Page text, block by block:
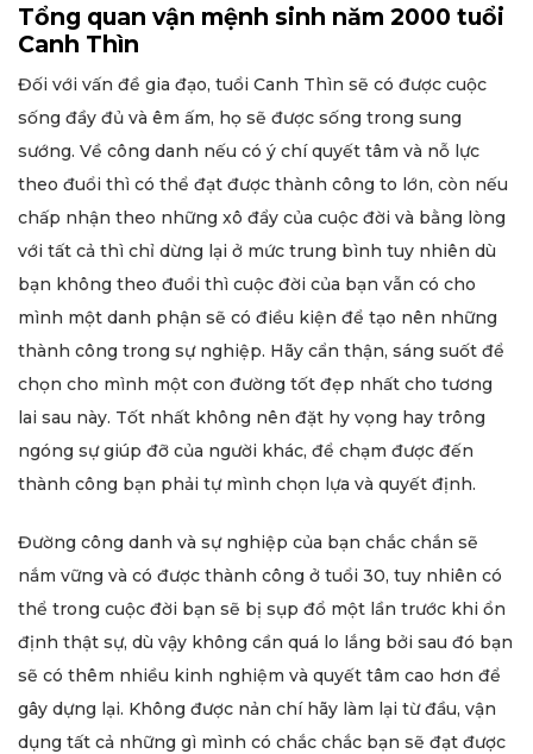
Tổng quan vận mệnh sinh năm 2000 tuổi
Canh Thìn
Đối với vấn đề gia đạo, tuổi Canh Thìn sẽ có được cuộc
sống đầy đủ và êm ấm, họ sẽ được sống trong sung
sướng. Về công danh nếu có ý chí quyết tâm và nỗ lực
theo đuổi thì có thể đạt được thành công to lớn, còn nếu
chấp nhận theo những xô đẩy của cuộc đời và bằng lòng
với tất cả thì chỉ dừng lại ở mức trung bình tuy nhiên dù
bạn không theo đuổi thì cuộc đời của bạn vẫn có cho
mình một danh phận sẽ có điều kiện để tạo nên những
thành công trong sự nghiệp. Hãy cẩn thận, sáng suốt để
chọn cho mình một con đường tốt đẹp nhất cho tương
lai sau này. Tốt nhất không nên đặt hy vọng hay trông
ngóng sự giúp đỡ của người khác, để chạm được đến
thành công bạn phải tự mình chọn lựa và quyết định.
Đường công danh và sự nghiệp của bạn chắc chắn sẽ
nắm vững và có được thành công ở tuổi 30, tuy nhiên có
thể trong cuộc đời bạn sẽ bị sụp đổ một lần trước khi ổn
định thật sự, dù vậy không cần quá lo lắng bởi sau đó bạn
sẽ có thêm nhiều kinh nghiệm và quyết tâm cao hơn để
gây dựng lại. Không được nản chí hãy làm lại từ đầu, vận
dụng tất cả những gì mình có chắc chắc bạn sẽ đạt được